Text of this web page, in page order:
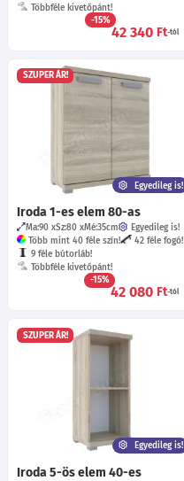
Többféle kivetőpánt!
-15%
42 340 Ft-tól
SZUPER ÁR!
Egyedileg is!
Iroda 1-es elem 80-as
Ma:90 Sz:80 Mé:35cm
Egyedileg is!
Több mint 40 féle szín!
42 féle fogó!
9 féle bútorláb!
Többféle kivetőpánt!
-15%
42 080 Ft-tól
SZUPER ÁR!
Egyedileg is!
Iroda 5-ös elem 40-es